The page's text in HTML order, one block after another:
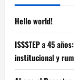
Hello world!
ISSSTEP a 45
institucional y